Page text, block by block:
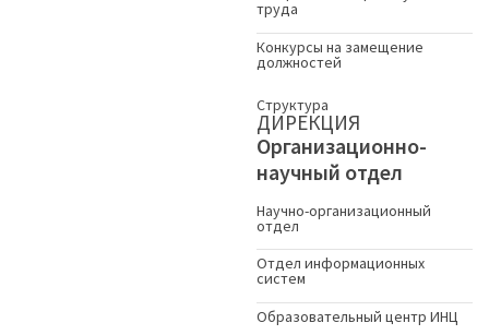
труда
Конкурсы на замещение
должностей
Структура
ДИРЕКЦИЯ
Организационно-
научный отдел
Научно-организационный
отдел
Отдел информационных
систем
Образовательный центр ИНЦ